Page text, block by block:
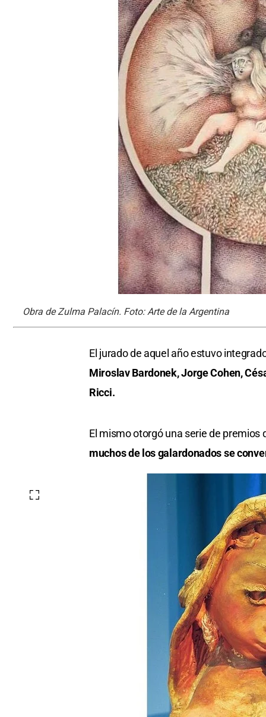
Obra de Zulma Palacín. Foto: Arte de la Argentina
El jurado de aquel año estuvo
Miroslav Bardonek, Jorge Cohen,
Ricci.
El mismo otorgó una serie de
muchos de los galardonados se